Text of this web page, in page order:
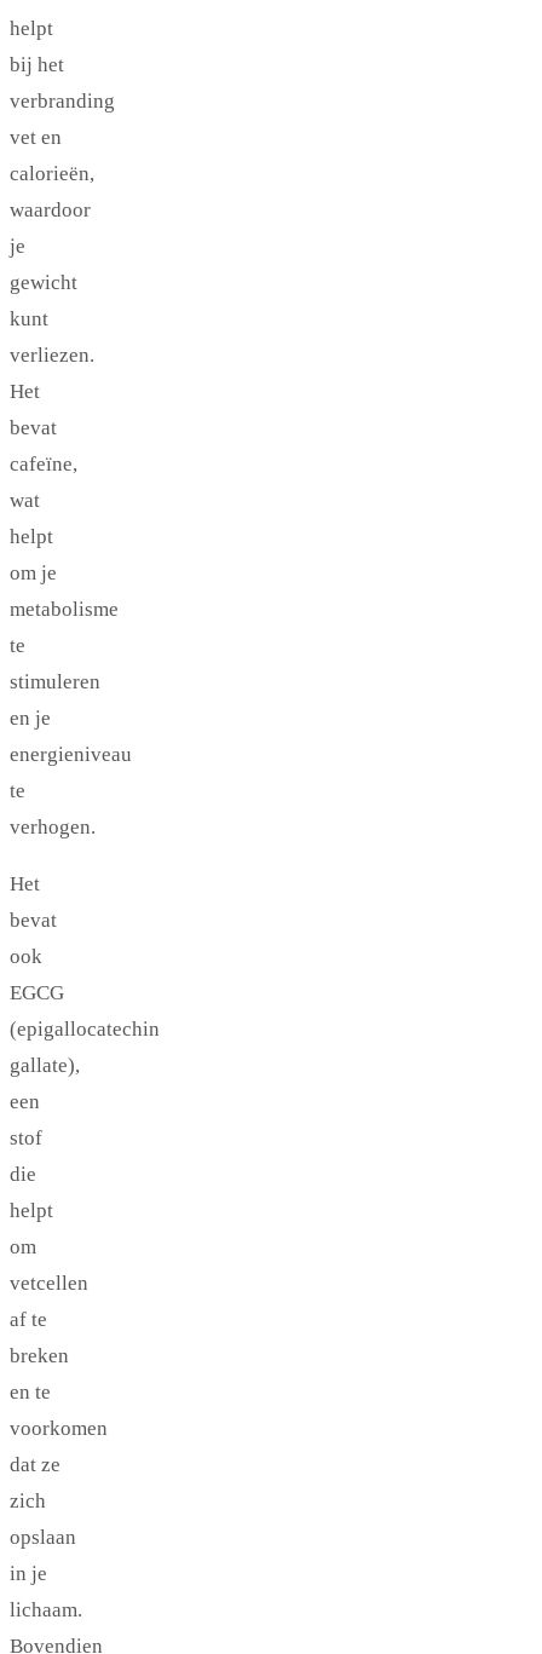
helpt
bij het
verbranding
vet en
calorieën,
waardoor
je
gewicht
kunt
verliezen.
Het
bevat
cafeïne,
wat
helpt
om je
metabolisme
te
stimuleren
en je
energieniveau
te
verhogen.
Het
bevat
ook
EGCG
(epigallocatechin
gallate),
een
stof
die
helpt
om
vetcellen
af te
breken
en te
voorkomen
dat ze
zich
opslaan
in je
lichaam.
Bovendien